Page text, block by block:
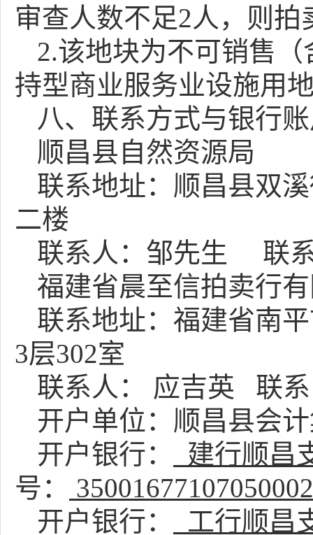
审查人数不足2人，则拍
2.该地块为不可销售
持型商业服务业设施用
八、联系方式与银行
顺昌县自然资源局
联系地址：顺昌县双
二楼
联系人：邹先生
联
福建省晨至信拍卖行
联系地址：福建省南
3层302室
联系人：
应吉英
联
开户单位：顺昌县会
开户银行：
建行顺昌
号：
开户银行：
工行顺昌